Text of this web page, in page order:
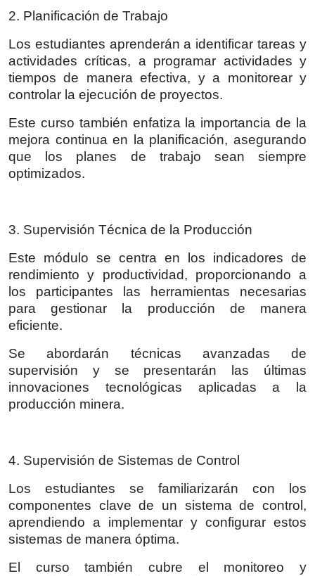
2. Planificación de Trabajo
Los estudiantes aprenderán a identificar tareas y
actividades críticas, a programar actividades y
tiempos de manera efectiva, y a monitorear y
controlar la ejecución de proyectos.
Este curso también enfatiza la importancia de la
mejora continua en la planificación, asegurando
que los planes de trabajo sean siempre
optimizados.
3. Supervisión Técnica de la Producción
Este módulo se centra en los indicadores de
rendimiento y productividad, proporcionando a
los participantes las herramientas necesarias
para gestionar la producción de manera
eficiente.
Se abordarán técnicas avanzadas de
supervisión y se presentarán las últimas
innovaciones tecnológicas aplicadas a la
producción minera.
4. Supervisión de Sistemas de Control
Los estudiantes se familiarizarán con los
componentes clave de un sistema de control,
aprendiendo a implementar y configurar estos
sistemas de manera óptima.
El curso también cubre el monitoreo y